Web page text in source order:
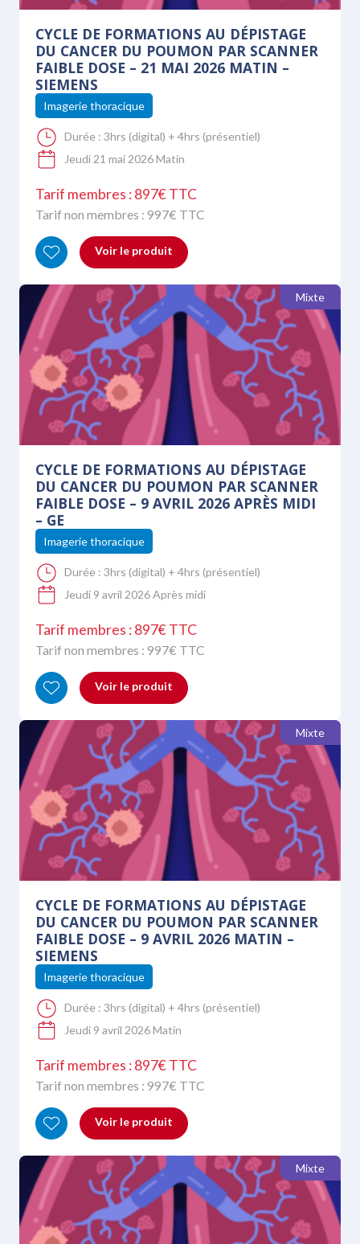
CYCLE DE FORMATIONS AU DÉPISTAGE
DU CANCER DU POUMON PAR SCANNER
FAIBLE DOSE – 21 MAI 2026 MATIN –
SIEMENS
Imagerie thoracique
Durée : 3hrs (digital) + 4hrs (présentiel)
Jeudi 21 mai 2026 Matin
Tarif membres : 897€ TTC
Tarif non membres : 997€ TTC
Voir le produit
Mixte
CYCLE DE FORMATIONS AU DÉPISTAGE
DU CANCER DU POUMON PAR SCANNER
FAIBLE DOSE – 9 AVRIL 2026 APRÈS MIDI
– GE
Imagerie thoracique
Durée : 3hrs (digital) + 4hrs (présentiel)
Jeudi 9 avril 2026 Après midi
Tarif membres : 897€ TTC
Tarif non membres : 997€ TTC
Voir le produit
Mixte
CYCLE DE FORMATIONS AU DÉPISTAGE
DU CANCER DU POUMON PAR SCANNER
FAIBLE DOSE – 9 AVRIL 2026 MATIN –
SIEMENS
Imagerie thoracique
Durée : 3hrs (digital) + 4hrs (présentiel)
Jeudi 9 avril 2026 Matin
Tarif membres : 897€ TTC
Tarif non membres : 997€ TTC
Voir le produit
Mixte